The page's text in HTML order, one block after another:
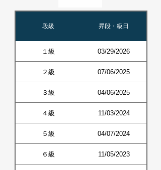
段級 昇段・級日
１級 03/29/2026
２級 07/06/2025
３級 04/06/2025
４級 11/03/2024
５級 04/07/2024
６級 11/05/2023